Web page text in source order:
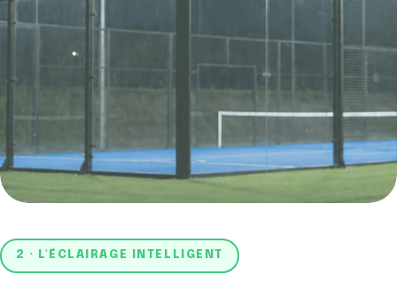
2 · L'ÉCLAIRAGE INTELLIGENT